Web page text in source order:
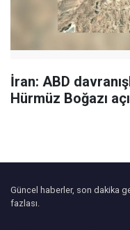
İran: ABD
Hürmüz Boğazı
Güncel haberler, son dakika
fazlası.